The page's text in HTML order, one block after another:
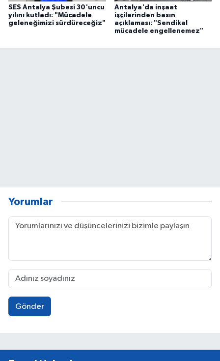
SES Antalya Şubesi 30'uncu
yılını kutladı: "Mücadele
geleneğimizi sürdüreceğiz"
Antalya'da inşaat
işçilerinden basın
açıklaması: "Sendikal
mücadele engellenemez"
Yorumlar
Gönder